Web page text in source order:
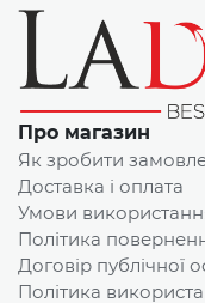
Про магазин
Як зробити
Доставка і оплата
Умови
Політика
Договір публічної
Політика